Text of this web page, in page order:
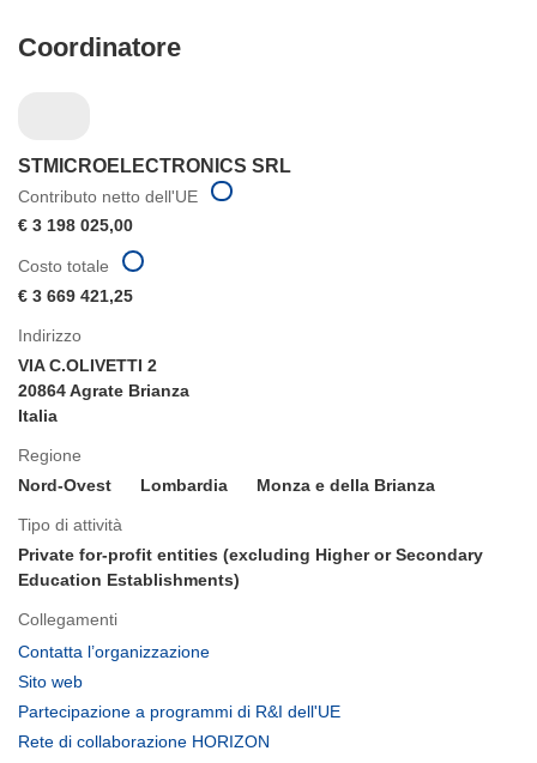
Coordinatore
STMICROELECTRONICS SRL
Contributo netto dell'UE
€ 3 198 025,00
Indirizzo
VIA C.OLIVETTI 2
20864 Agrate Brianza
Italia
Regione
Nord-Ovest
Lombardia Monza e della Brianza
Tipo di attività
Private for-profit entities (excluding Higher or Secondary
Education Establishments)
Collegamenti
Contatta l’organizzazione
nuova
Sito web
apre
Partecipazione a programmi di R&I dell'UE
Rete di collaborazione HORIZON
Costo totale
€ 3 669 421,25